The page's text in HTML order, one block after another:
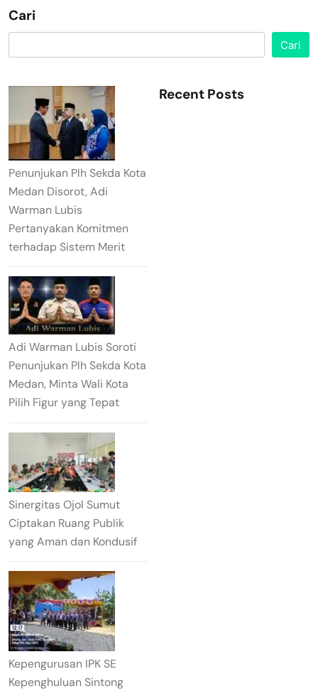
Cari
Cari
Penunjukan Plh Sekda Kota
Medan Disorot, Adi
Warman Lubis
Pertanyakan Komitmen
terhadap Sistem Merit
Adi Warman Lubis Soroti
Penunjukan Plh Sekda Kota
Medan, Minta Wali Kota
Pilih Figur yang Tepat
Sinergitas Ojol Sumut
Ciptakan Ruang Publik
yang Aman dan Kondusif
Kepengurusan IPK SE
Kepenghuluan Sintong
Recent Posts